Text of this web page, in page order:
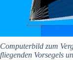
Computerbild zum
fliegenden Vorsegels